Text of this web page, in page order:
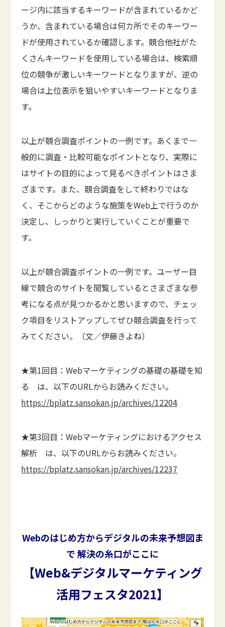
ージ内に該当するキーワードが含まれているかど
うか、含まれている場合は何カ所でそのキーワー
ドが使用されているか確認します。競合他社がた
くさんキーワードを使用している場合は、検索順
位の競争が激しいキーワードとなりますが、逆の
場合は上位表示を狙いやすいキーワードとなりま
す。
以上が競合調査ポイントの一例です。あくまで一
般的に調査・比較可能なポイントとなり、実際に
はサイトの目的によって見るべきポイントはさま
ざまです。また、競合調査をして終わりではな
く、そこからどのような施策をWeb上で行うのか
決定し、しっかりと実行していくことが重要で
す。
以上が競合調査ポイントの一例です。ユーザー目
線で競合のサイトを閲覧しているとさまざまな参
考になる点が見つかるかと思いますので、チェッ
ク項目をリストアップしてぜひ競合調査を行って
みてください。（文／伊藤きよね）
★第1回目：Webマーケティングの基礎の基礎を知
る は、以下のURLからお読みください。
https://bplatz.sansokan.jp/archives/12204
★第3回目：Webマーケティングにおけるアクセス
解析 は、以下のURLからお読みください。
https://bplatz.sansokan.jp/archives/12237
Webのはじめ方からデジタルの未来予想図ま
で 解決の糸口がここに
【Web&デジタルマーケティング
活用フェスタ2021】